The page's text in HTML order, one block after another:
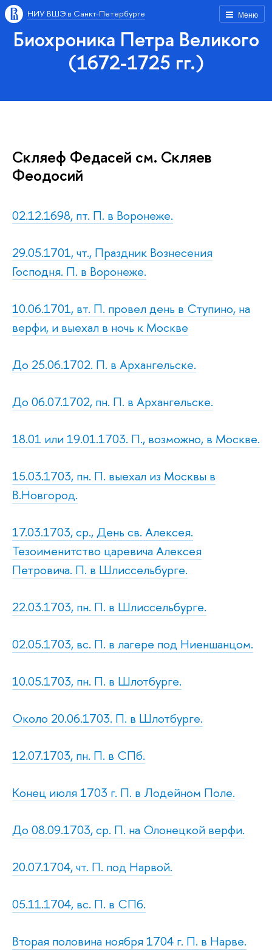
Меню
НИУ ВШЭ в Санкт-Петербурге
Биохроника Петра Великого
(1672-1725 гг.)
Скляеф Федасей см. Скляев
Феодосий
02.12.1698, пт. П. в Воронеже.
29.05.1701, чт., Праздник Вознесения
Господня. П. в Воронеже.
10.06.1701, вт. П. провел день в Ступино, на
верфи, и выехал в ночь к Москве
До 25.06.1702. П. в Архангельске.
До 06.07.1702, пн. П. в Архангельске.
18.01 или 19.01.1703. П., возможно, в Москве.
15.03.1703, пн. П. выехал из Москвы в
В.Новгород.
17.03.1703, ср., День св. Алексея.
Тезоименитство царевича Алексея
Петровича. П. в Шлиссельбурге.
22.03.1703, пн. П. в Шлиссельбурге.
02.05.1703, вс. П. в лагере под Ниеншанцом.
10.05.1703, пн. П. в Шлотбурге.
Около 20.06.1703. П. в Шлотбурге.
12.07.1703, пн. П. в СПб.
Конец июля 1703 г. П. в Лодейном Поле.
До 08.09.1703, ср. П. на Олонецкой верфи.
20.07.1704, чт. П. под Нарвой.
05.11.1704, вс. П. в СПб.
Вторая половина ноября 1704 г. П. в Нарве.